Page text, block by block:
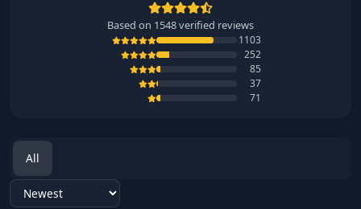
Based on 1548verified reviews
1103
252
85
37
71
All
Sort reviews